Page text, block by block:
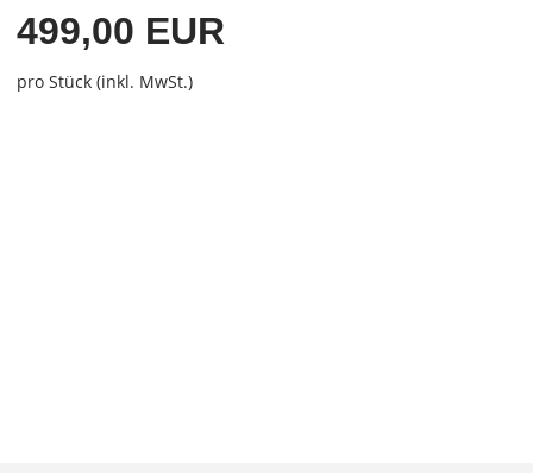
499,00 EUR
pro Stück (inkl. MwSt.)